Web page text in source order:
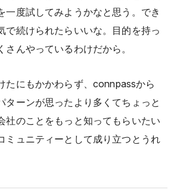
一度試してみようかなと思う。でき
で続けられたらいいな。目的を持っ
さんやっているわけだから。
たにもかかわらず、connpassから
ターンが思ったより多くてちょっと
社のことをもっと知ってもらいたい
ミュニティーとして成り立つとうれ